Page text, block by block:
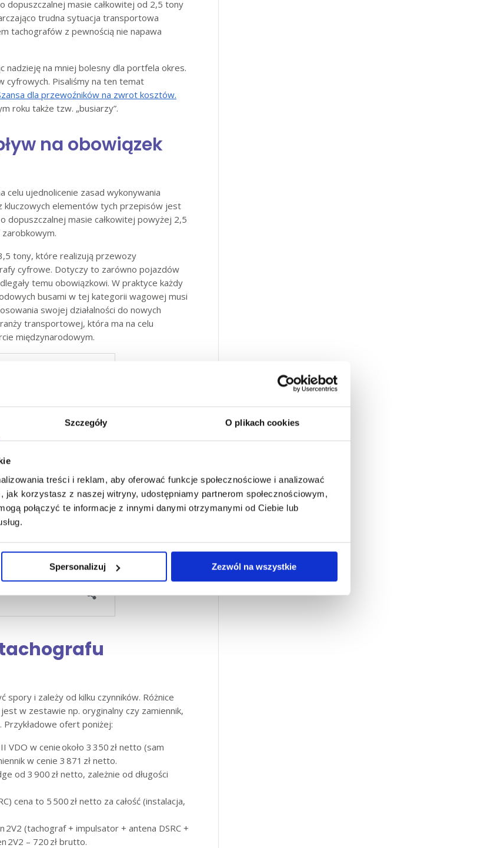
Szczegóły O plikach cookies
treści i reklam, aby oferować funkcje społecznościowe i analizować
jak korzystasz z naszej witryny, udostępniamy partnerom społecznościowym,
połączyć te informacje z innymi danymi otrzymanymi od Ciebie lub
Spersonalizuj Zezwól na wszystkie
masie całkowitej od 2,5 tony
trudna sytuacja transportowa
tachografów z pewnością nie napawa
nadzieję na mniej bolesny dla portfela okres.
cyfrowych. Pisaliśmy na ten temat
dla przewoźników na zwrot kosztów.
roku także tzw. „busiarzy”.
na obowiązek
celu ujednolicenie zasad wykonywania
kluczowych elementów tych przepisów jest
masie całkowitej powyżej 2,5
tony, które realizują przewozy
cyfrowe. Dotyczy to zarówno pojazdów
temu obowiązkowi. W praktyce każdy
busami w tej kategorii wagowej musi
swojej działalności do nowych
transportowej, która ma na celu
międzynarodowym.
i zależy od kilku czynników. Różnice
w zestawie np. oryginalny czy zamiennik,
Przykładowe ofert poniżej:
w cenie około 3 350 zł netto (sam
w cenie 3 871 zł netto.
od 3 900 zł netto, zależnie od długości
cena to 5 500 zł netto za całość (instalacja,
(tachograf + impulsator + antena DSRC +
2V2 – 720 zł brutto.